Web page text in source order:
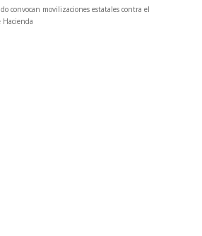
convocan movilizaciones estatales contra el